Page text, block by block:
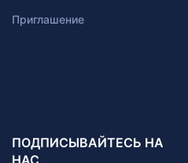
Приглашение
ПОДПИСЫВАЙТЕСЬ НА